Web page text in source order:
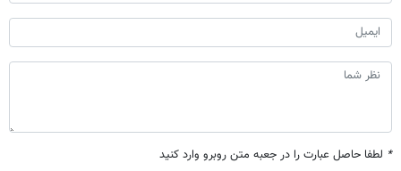
* لطفا حاصل عبارت را در جعبه متن روبرو وارد کنید